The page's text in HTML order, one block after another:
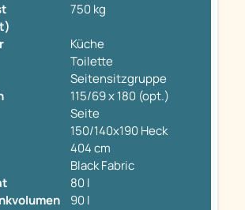
750 kg
Küche
Toilette
Seitensitzgruppe
115/69 x 180 (opt.)
Seite
150/140x190 Heck
404 cm
Black Fabric
80 l
90 l